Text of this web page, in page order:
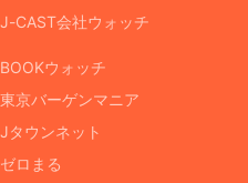
J-CAST会社ウォッチ
BOOKウォッチ
東京バーゲンマニア
Jタウンネット
ゼロまる